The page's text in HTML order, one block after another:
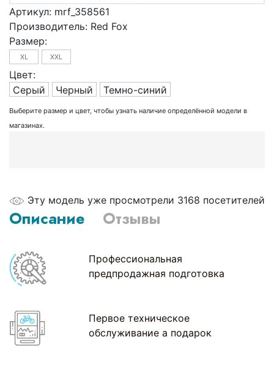
Артикул: mrf_358561
Производитель: Red Fox
Размер:
XL XXL
Цвет:
Серый
Черный Темно-синий
Выберите размер и цвет, чтобы узнать наличие определённой модели в
магазинах.
Эту модель уже просмотрели 3168 посетителей
Описание Отзывы
Профессиональная
предпродажная подготовка
Первое техническое
обслуживание а подарок